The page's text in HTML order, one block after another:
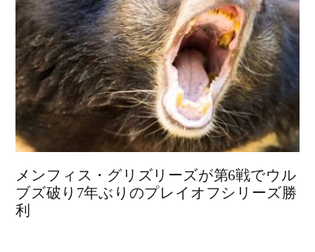
メンフィス・グリズリーズが第6戦でウル
ブズ破り7年ぶりのプレイオフシリーズ勝
利